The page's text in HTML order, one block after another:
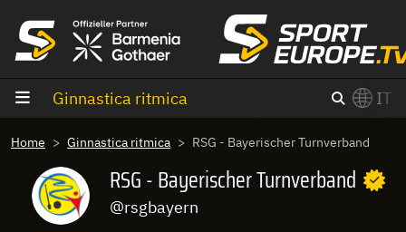
Ginnastica ritmica IT
Switch to English?
Home Ginnastica ritmica RSG - Bayerischer Turnverband
RSG - Bayerischer Turnverband
@rsgbayern